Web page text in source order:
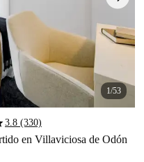
1/53
3.8 (330)
en Villaviciosa de Odón